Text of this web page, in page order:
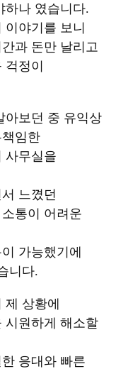
하나 였습니다.
이야기를 보니
과 돈만 날리고
걱정이
아보던 중 유익상
임한
사무실을
느꼈던
통이 어려운
가능했기에
니다.
제 상황에
시원하게 해소할
응대와 빠른